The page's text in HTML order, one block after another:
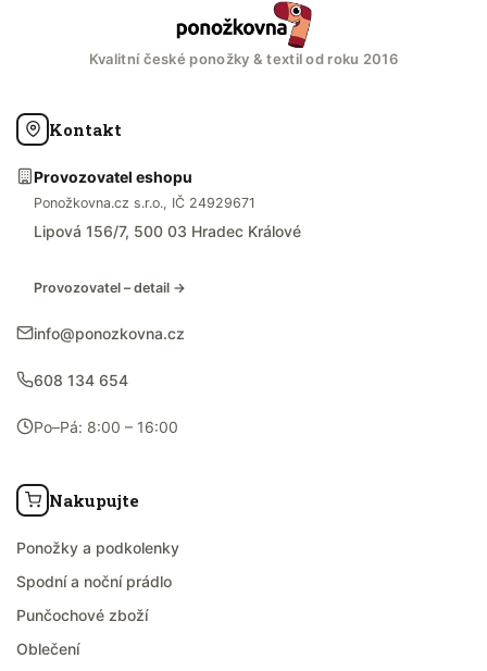
Kvalitní české ponožky & textil od roku 2016
Kontakt
Provozovatel eshopu
Ponožkovna.cz s.r.o., IČ 24929671
Lipová 156/7, 500 03 Hradec Králové
Provozovatel – detail →
info@ponozkovna.cz
608 134 654
Po–Pá: 8:00 – 16:00
Nakupujte
Ponožky a podkolenky
Spodní a noční prádlo
Punčochové zboží
Oblečení